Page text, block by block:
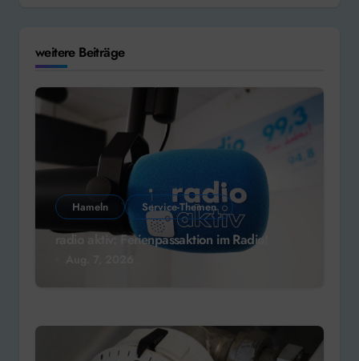
weitere Beiträge
Hameln Service-Themen
radio aktiv: Ferienpassaktion im Radio!